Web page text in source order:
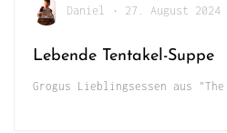
Daniel • 27. August 2024
Lebende Tentakel-Suppe
Grogus Lieblingsessen aus